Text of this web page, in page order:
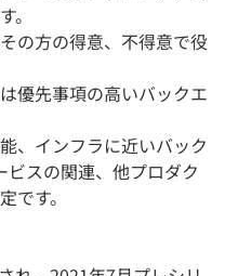
。
の方の得意、不得意で役
優先事項の高いバックエ
、インフラに近いバック
スの関連、他プロダク
です。